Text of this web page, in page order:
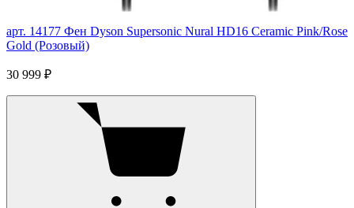
арт. 14177 Фен Dyson Supersonic Nural HD16 Ceramic Pink/Rose
Gold (Розовый)
30 999 ₽